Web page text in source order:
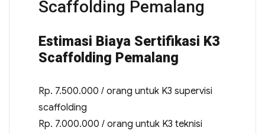
Scaffolding Pemalang
Estimasi Biaya Sertifikasi K3
Scaffolding Pemalang
Rp. 7.500.000 / orang untuk K3 supervisi
scaffolding
Rp. 7.000.000 / orang untuk K3 teknisi